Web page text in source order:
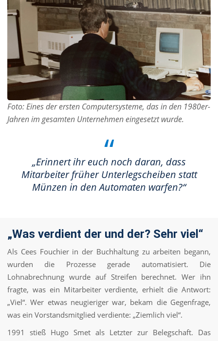
Foto: Eines der ersten Computersysteme, das in den 1980er-
Jahren im gesamten Unternehmen eingesetzt wurde.
“
„Erinnert ihr euch noch daran, dass
Mitarbeiter früher Unterlegscheiben statt
Münzen in den Automaten warfen?“
„Was verdient der und der? Sehr viel“
Als Cees Fouchier in der Buchhaltung zu arbeiten begann,
wurden die Prozesse gerade automatisiert. Die
Lohnabrechnung wurde auf Streifen berechnet. Wer ihn
fragte, was ein Mitarbeiter verdiente, erhielt die Antwort:
„Viel“. Wer etwas neugieriger war, bekam die Gegenfrage,
was ein Vorstandsmitglied verdiente: „Ziemlich viel“.
1991 stieß Hugo Smet als Letzter zur Belegschaft. Das